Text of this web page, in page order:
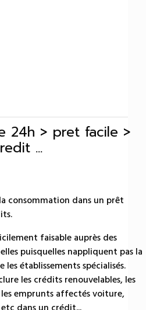
24h > pret facile >
...
consommation dans un prêt
faisable auprès des
puisquelles nappliquent pas la
établissements spécialisés.
les crédits renouvelables, les
emprunts affectés voiture,